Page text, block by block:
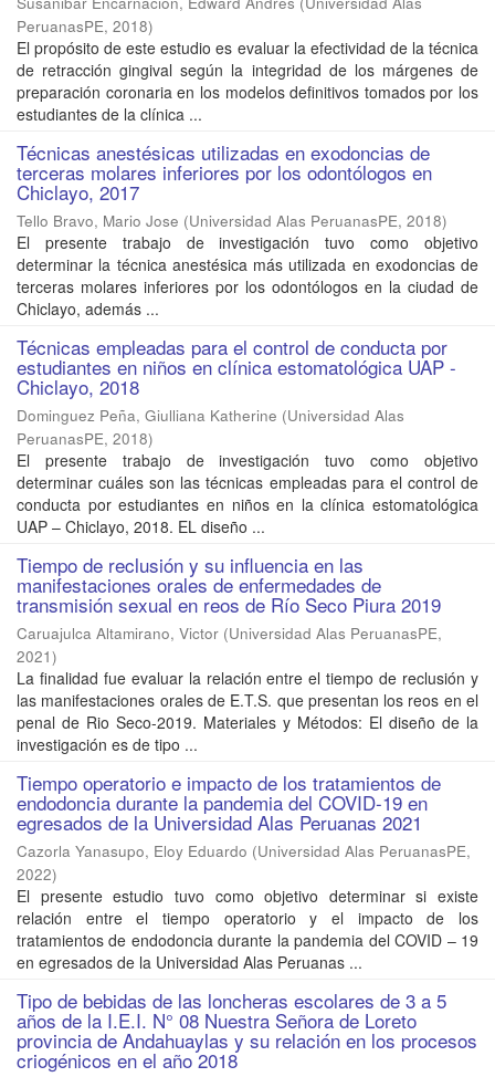
PeruanasPE, 2018)
El propósito de este estudio es evaluar la efectividad de la técnica
de retracción gingival según la integridad de los márgenes de
preparación coronaria en los modelos definitivos tomados por los
estudiantes de la clínica ...
Técnicas anestésicas utilizadas en exodoncias de
terceras molares inferiores por los odontólogos en
Chiclayo, 2017
Tello Bravo, Mario Jose (Universidad Alas PeruanasPE, 2018)
El presente trabajo de investigación tuvo como objetivo
determinar la técnica anestésica más utilizada en exodoncias de
terceras molares inferiores por los odontólogos en la ciudad de
Chiclayo, además ...
Técnicas empleadas para el control de conducta por
estudiantes en niños en clínica estomatológica UAP -
Chiclayo, 2018
Dominguez Peña, Giulliana Katherine (Universidad Alas
PeruanasPE, 2018)
El presente trabajo de investigación tuvo como objetivo
determinar cuáles son las técnicas empleadas para el control de
conducta por estudiantes en niños en la clínica estomatológica
UAP – Chiclayo, 2018. EL diseño ...
Tiempo de reclusión y su influencia en las
manifestaciones orales de enfermedades de
transmisión sexual en reos de Río Seco Piura 2019
Caruajulca Altamirano, Victor (Universidad Alas PeruanasPE,
2021)
La finalidad fue evaluar la relación entre el tiempo de reclusión y
las manifestaciones orales de E.T.S. que presentan los reos en el
penal de Rio Seco-2019. Materiales y Métodos: El diseño de la
investigación es de tipo ...
Tiempo operatorio e impacto de los tratamientos de
endodoncia durante la pandemia del COVID-19 en
egresados de la Universidad Alas Peruanas 2021
Cazorla Yanasupo, Eloy Eduardo (Universidad Alas PeruanasPE,
2022)
El presente estudio tuvo como objetivo determinar si existe
relación entre el tiempo operatorio y el impacto de los
tratamientos de endodoncia durante la pandemia del COVID – 19
en egresados de la Universidad Alas Peruanas ...
Tipo de bebidas de las loncheras escolares de 3 a 5
años de la I.E.I. N° 08 Nuestra Señora de Loreto
provincia de Andahuaylas y su relación en los procesos
criogénicos en el año 2018